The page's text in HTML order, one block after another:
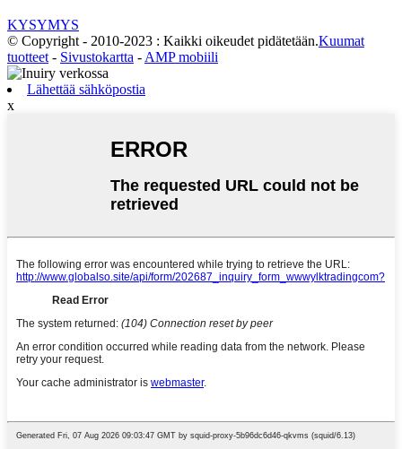
KYSYMYS
© Copyright - 2010-2023 : Kaikki oikeudet pidätetään.Kuumat
tuotteet - Sivustokartta - AMP mobiili
Lähettää sähköpostia
x